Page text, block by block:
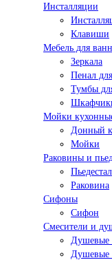
Инсталляции
Клавиши
Мебель для
Зеркала
Пенал
Тумбы
Мойки
Донный
Мойки
Раковины и
Пьедестал
Раковина
Сифоны
Сифон
Смесители и
Душевые
Душевые